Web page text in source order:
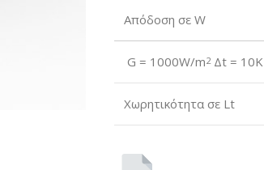
Απόδοση σε W
G = 1000W/m2Δt = 10K
Χωρητικότητα σε Lt